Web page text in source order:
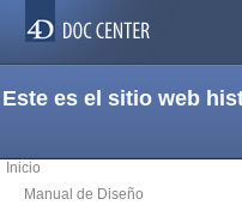
Este es el sitio web
Inicio
Manual de Diseño